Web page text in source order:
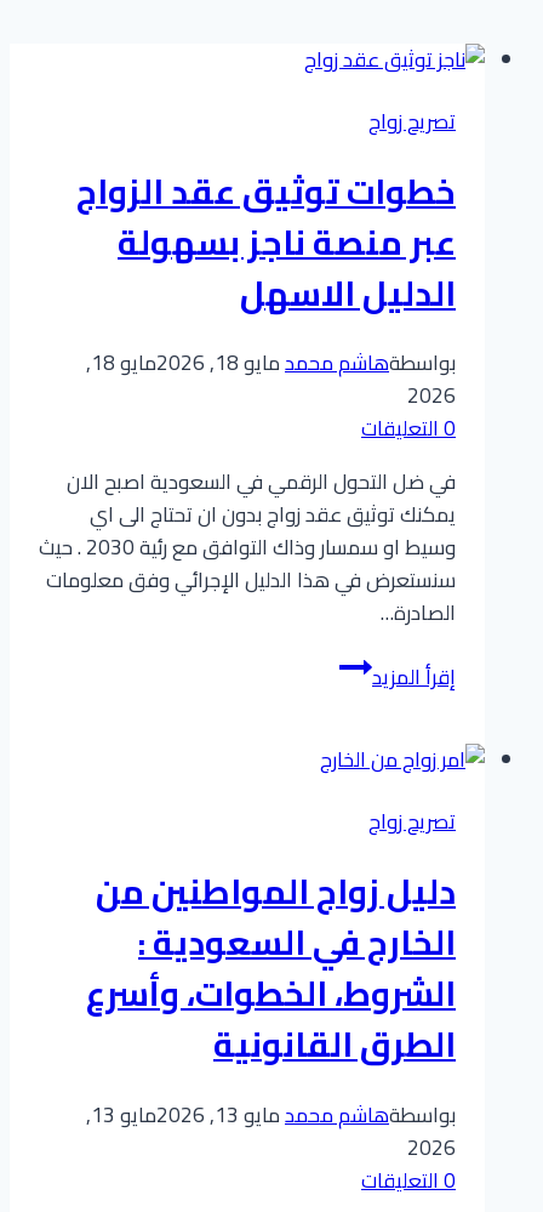
تصريح زواج
خطوات توثيق عقد الزواج
عبر منصة ناجز بسهولة
الدليل الاسهل
بواسطةهاشم محمدمايو 18, 2026
مايو 18,
2026
0 التعليقات
في ضل التحول الرقمي في السعودية اصبح الان
يمكنك توثيق عقد زواج بدون ان تحتاج الى اي
وسيط او سمسار وذاك التوافق مع رئية 2030 . حيث
سنستعرض في هذا الدليل الإجرائي وفق معلومات
الصادرة…
إقرأ المزيدخطوات
توثيق
الزواج
منصة
بسهولة
الدليل
الاسهل
تصريح زواج
دليل زواج المواطنين من
الخارج في السعودية :
الشروط، الخطوات، وأسرع
الطرق القانونية
بواسطةهاشم محمدمايو 13, 2026
مايو 13,
2026
0 التعليقات